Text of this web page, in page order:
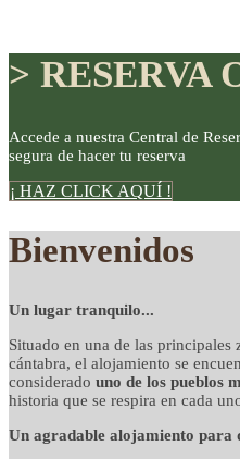
detalles
mimo
> RESERVA
Accede a nuestra Central de
segura de hacer tu reserva
¡ HAZ CLICK AQUÍ !
Bienvenidos
Un lugar tranquilo...
Situado en una de las principales
cántabra, el alojamiento se
considerado uno de los pueblos
historia que se respira en cada
Un agradable alojamiento para